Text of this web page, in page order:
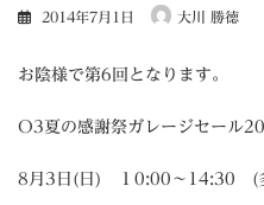
2014年7月1日 大川 勝徳
お陰様で第6回となります。
O3夏の感謝祭ガレージセール
8月3日(日) １0:00～14:30 (多